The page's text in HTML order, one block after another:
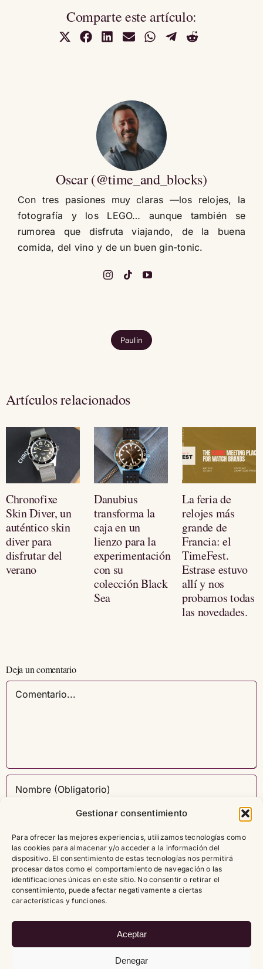
Gestionar consentimiento
Para ofrecer las mejores experiencias, utilizamos tecnologías como
las cookies para almacenar y/o acceder a la información del
dispositivo. El consentimiento de estas tecnologías nos permitirá
procesar datos como el comportamiento de navegación o las
identificaciones únicas en este sitio. No consentir o retirar el
consentimiento, puede afectar negativamente a ciertas
características y funciones.
Aceptar
Denegar
Comparte este artículo:
CompartirCompartirCompartirCompartirCompartirCompartir
Compartir
Oscar (@time_and_blocks)
Con tres pasiones muy claras —los relojes, la
fotografía y los LEGO… aunque también se
rumorea que disfruta viajando, de la buena
comida, del vino y de un buen gin-tonic.
Paulin
Artículos relacionados
Chronofixe
Skin Diver, un
auténtico skin
diver para
disfrutar del
verano
Danubius
transforma la
caja en un
lienzo para la
experimentación
con su
colección Black
Sea
La feria de
relojes más
grande de
Francia: el
TimeFest.
Estrase estuvo
allí y nos
probamos todas
las novedades.
Deja un comentario
Comentario